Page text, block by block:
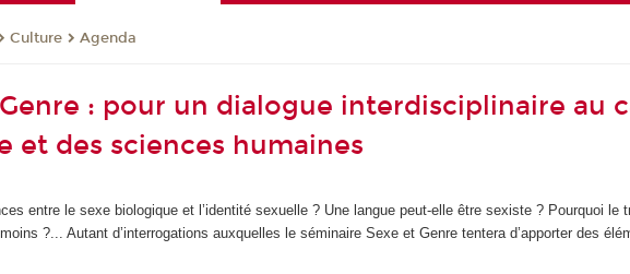
Culture Agenda
Genre : pour un dialogue interdisciplinaire au
et des sciences humaines
entre le sexe biologique et l’identité sexuelle ? Une langue peut-elle être sexiste ? Pourquoi le
?... Autant d’interrogations auxquelles le séminaire Sexe et Genre tentera d’apporter des